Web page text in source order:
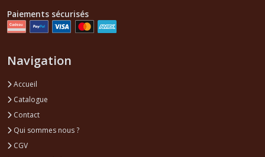
Paiements sécurisés
Navigation
Accueil
Catalogue
Contact
Qui sommes nous ?
CGV